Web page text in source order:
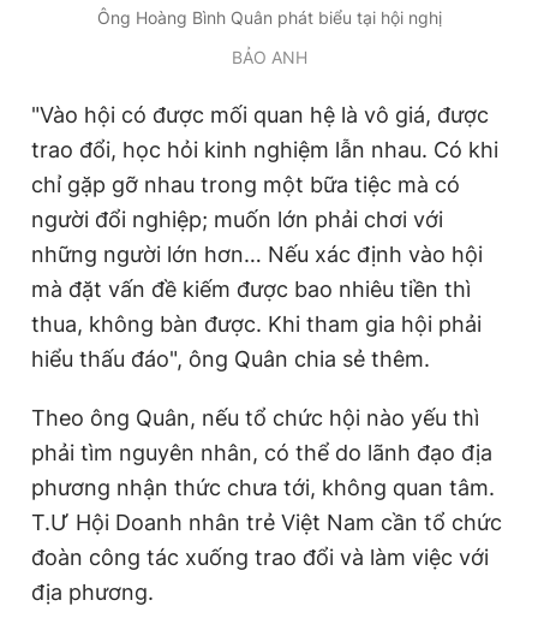
Ông Hoàng Bình Quân phát biểu tại hội nghị
BẢO ANH
"Vào hội có được mối quan hệ là vô giá, được
trao đổi, học hỏi kinh nghiệm lẫn nhau. Có khi
chỉ gặp gỡ nhau trong một bữa tiệc mà có
người đổi nghiệp; muốn lớn phải chơi với
những người lớn hơn… Nếu xác định vào hội
mà đặt vấn đề kiếm được bao nhiêu tiền thì
thua, không bàn được. Khi tham gia hội phải
hiểu thấu đáo", ông Quân chia sẻ thêm.
Theo ông Quân, nếu tổ chức hội nào yếu thì
phải tìm nguyên nhân, có thể do lãnh đạo địa
phương nhận thức chưa tới, không quan tâm.
T.Ư Hội Doanh nhân trẻ Việt Nam cần tổ chức
đoàn công tác xuống trao đổi và làm việc với
địa phương.